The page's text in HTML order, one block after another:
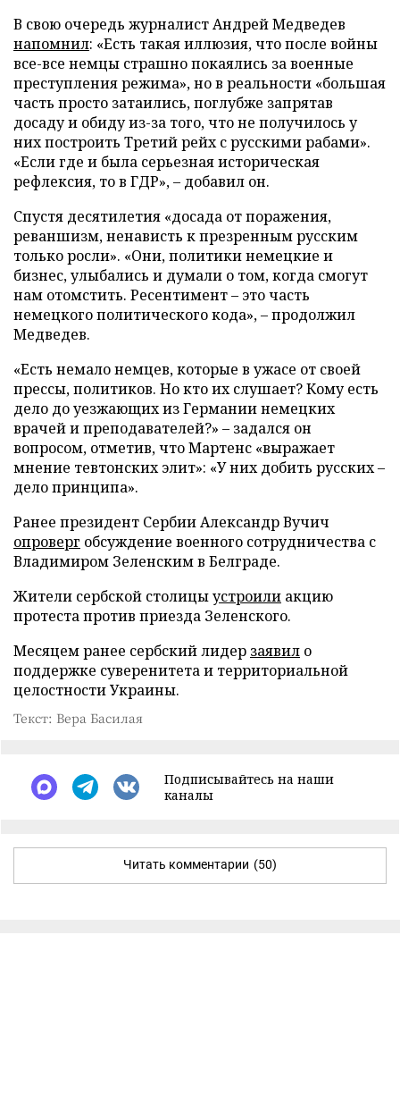
В свою очередь журналист Андрей Медведев
напомнил: «Есть такая иллюзия, что после войны
все-все немцы страшно покаялись за военные
преступления режима», но в реальности «большая
часть просто затаились, поглубже запрятав
досаду и обиду из-за того, что не получилось у
них построить Третий рейх с русскими рабами».
«Если где и была серьезная историческая
рефлексия, то в ГДР», – добавил он.
Спустя десятилетия «досада от поражения,
реваншизм, ненависть к презренным русским
только росли». «Они, политики немецкие и
бизнес, улыбались и думали о том, когда смогут
нам отомстить. Ресентимент – это часть
немецкого политического кода», – продолжил
Медведев.
«Есть немало немцев, которые в ужасе от своей
прессы, политиков. Но кто их слушает? Кому есть
дело до уезжающих из Германии немецких
врачей и преподавателей?» – задался он
вопросом, отметив, что Мартенс «выражает
мнение тевтонских элит»: «У них добить русских –
дело принципа».
Ранее президент Сербии Александр Вучич
опроверг обсуждение военного сотрудничества с
Владимиром Зеленским в Белграде.
Жители сербской столицыустроили акцию
протеста против приезда Зеленского.
Месяцем ранее сербский лидер заявил о
поддержке суверенитета и территориальной
целостности Украины.
Текст: Вера Басилая
Подписывайтесь на наши
каналы
Читать комментарии (50)